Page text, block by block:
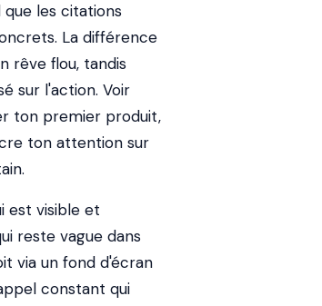
les citations
La différence
rêve flou, tandis
sur l'action. Voir
ton premier produit,
ton attention sur
est visible et
reste vague dans
via un fond d'écran
constant qui